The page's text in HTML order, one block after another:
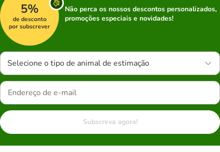
5%
de desconto
por subscrever
Não perca os nossos descontos personalizados,
promoções especiais e novidades!
Selecione o tipo de animal de estimação
Subscreva agora!